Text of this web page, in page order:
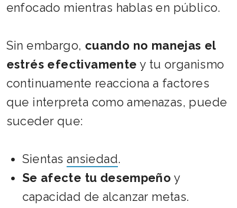
enfocado mientras hablas en público.
Sin embargo, cuando no manejas el
estrés efectivamente y tu organismo
continuamente reacciona a factores
que interpreta como amenazas, puede
suceder que:
Sientas ansiedad.
Se afecte tu desempeño y
capacidad de alcanzar metas.